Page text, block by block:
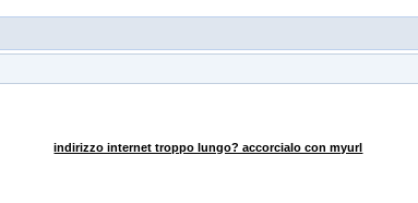
indirizzo internet troppo lungo? accorcialo con myurl